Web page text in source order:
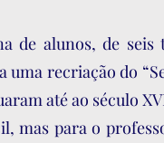
de alunos, de
uma recriação do
até ao século
mas para o